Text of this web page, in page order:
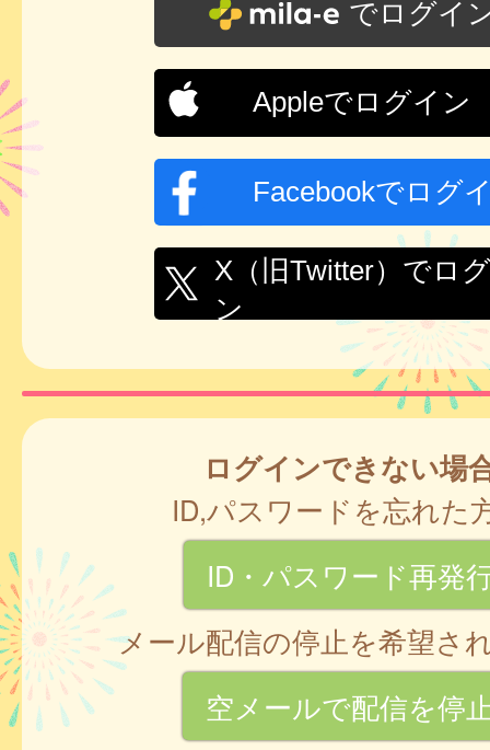
でログイ
Appleでログイン
Facebookでログ
X（旧Twitter）でロ
ン
ログインできない場
ID,パスワードを忘れた
ID・パスワード再発
メール配信の停止を希望さ
空メールで配信を停